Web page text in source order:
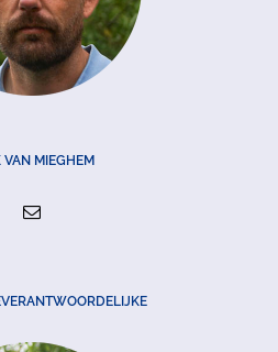
VAN MIEGHEM